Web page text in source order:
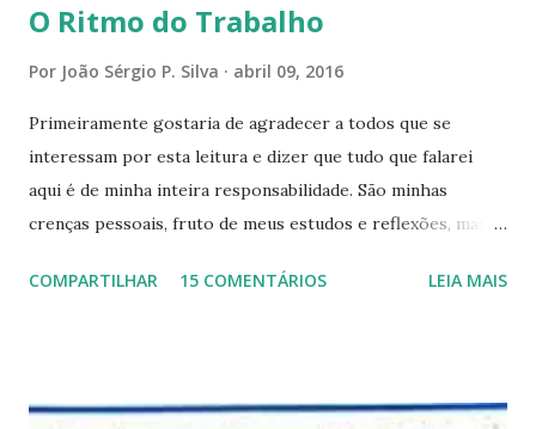
O Ritmo do Trabalho
Por João Sérgio P. Silva abril 09, 2016
Primeiramente gostaria de agradecer a todos que se
interessam por esta leitura e dizer que tudo que falarei
aqui é de minha inteira responsabilidade. São minhas
crenças pessoais, fruto de meus estudos e reflexões, mas
porque nem mesmo eu as tenho desta forma. Eu vos
e talvez contraditória a sua própria visão. Durante todo
COMPARTILHAR 15 COMENTÁRIOS LEIA MAIS